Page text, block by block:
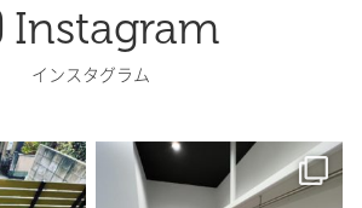
Instagram
インスタグラム